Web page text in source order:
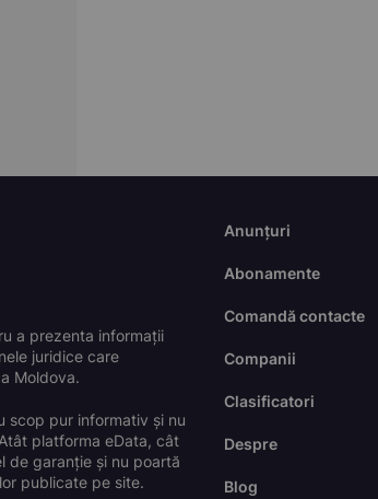
a prezenta informații
juridice care
Moldova.
scop pur informativ și nu
platforma eData, cât
de garanție și nu poartă
publicate pe site.
Anunțuri
Abonamente
Comandă contacte
Companii
Clasificatori
Despre
Blog